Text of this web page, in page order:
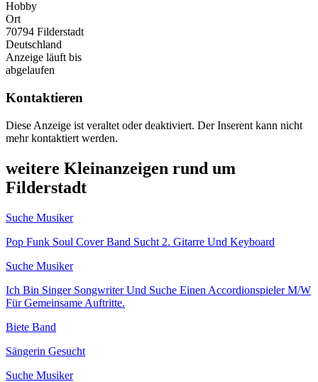
Hobby
Ort
70794 Filderstadt
Deutschland
Anzeige läuft bis
abgelaufen
Kontaktieren
Diese Anzeige ist veraltet oder deaktiviert. Der Inserent kann nicht
mehr kontaktiert werden.
weitere Kleinanzeigen rund um
Filderstadt
Suche Musiker
Pop Funk Soul Cover Band Sucht 2. Gitarre Und Keyboard
Suche Musiker
Ich Bin Singer Songwriter Und Suche Einen Accordionspieler M/W
Für Gemeinsame Auftritte.
Biete Band
Sängerin Gesucht
Suche Musiker